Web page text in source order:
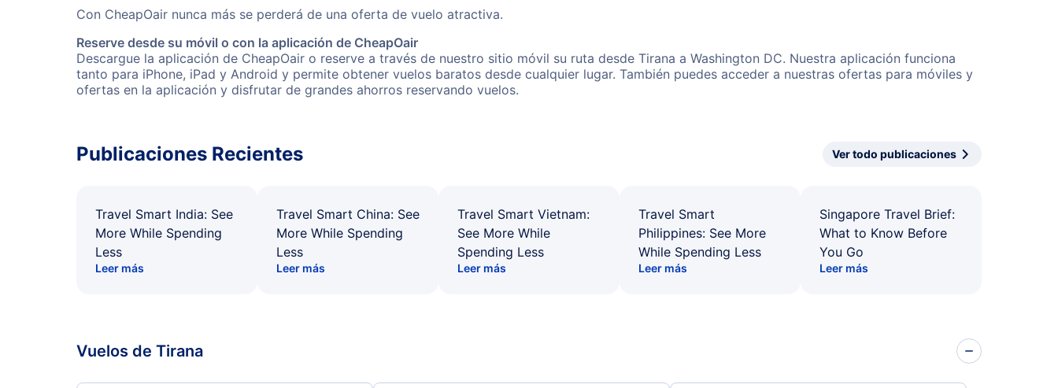
Con CheapOair nunca más se perderá de una oferta de vuelo atractiva.
Reserve desde su móvil o con la aplicación de CheapOair
Descargue la aplicación de CheapOair o reserve a través de nuestro sitio móvil su ruta desde Tirana a Washington DC. Nuestra aplicación funciona
tanto para iPhone, iPad y Android y permite obtener vuelos baratos desde cualquier lugar. También puedes acceder a nuestras ofertas para móviles y
ofertas en la aplicación y disfrutar de grandes ahorros reservando vuelos.
Publicaciones Recientes Ver todo publicaciones
Travel Smart India: See
More While Spending
Less
Leer más
Travel Smart China: See
More While Spending
Less
Leer más
Travel Smart Vietnam:
See More While
Spending Less
Leer más
Travel Smart
Philippines: See More
While Spending Less
Leer más
Singapore Travel Brief:
What to Know Before
You Go
Leer más
Vuelos de Tirana